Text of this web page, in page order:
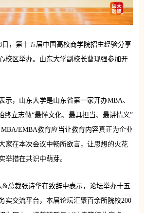
日，第十五届中国高校商学院招生经验分享
校区举办。山东大学副校长曹现强参加开
示，山东大学是山东省第一家开办MBA、
终立志做“最懂文化、最具担当、最讲情义”
EMBA教育应当让教育内容真正为企业
家在本次会议中畅所欲言，让思想的火花
举措在共识中萌芽。
&总裁张诗华在致辞中表示，论坛举办十五
实交流平台，本届论坛汇聚百余所院校200